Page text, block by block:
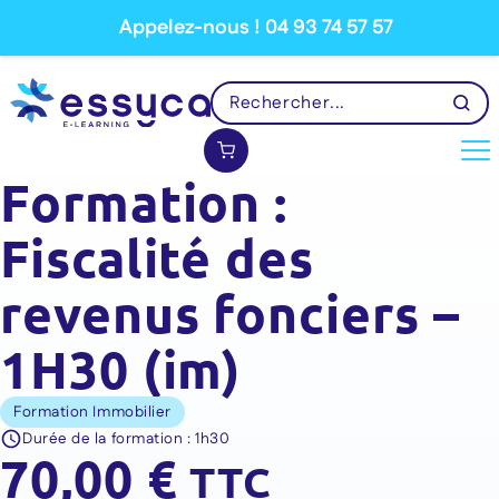
Appelez-nous ! 04 93 74 57 57
Formation :
Fiscalité des
revenus fonciers –
1H30 (im)
Formation Immobilier
Durée de la formation :1h30
70,00 € TTC